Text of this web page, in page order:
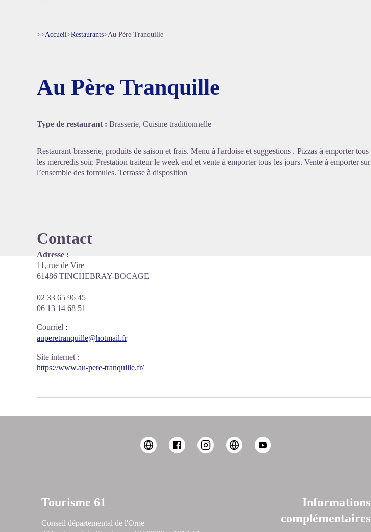
Voir l'image en plein écran
>>Accueil>Restaurants>Au Père Tranquille
Au Père Tranquille
Type de restaurant : Brasserie, Cuisine traditionnelle
Restaurant-brasserie, produits de saison et frais. Menu à l'ardoise et suggestions . Pizzas à emporter tous
les mercredis soir. Prestation traiteur le week end et vente à emporter tous les jours. Vente à emporter sur
l’ensemble des formules. Terrasse à disposition
Contact
Adresse :
11, rue de Vire
61486 TINCHEBRAY-BOCAGE
02 33 65 96 45
06 13 14 68 51
Courriel :
auperetranquille@hotmail.fr
Site internet :
https://www.au-pere-tranquille.fr/
Tourisme 61
Conseil départemental de l'Orne
Informations
complémentaires